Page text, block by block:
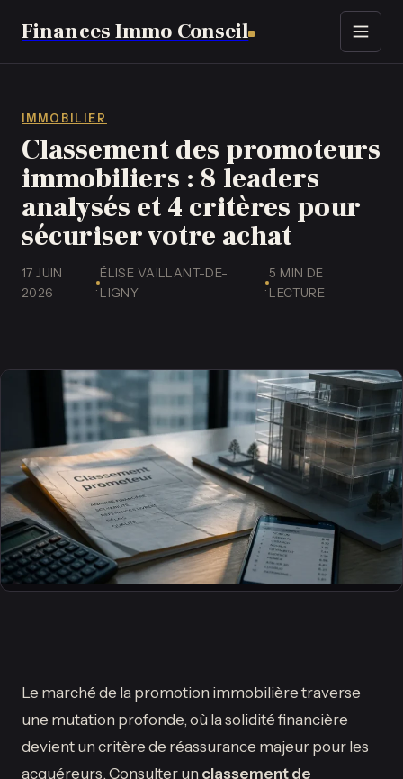
Finances Immo Conseil
Immobilier
Finance
Assurance
Business
Emploi
IMMOBILIER
Classement des promoteurs
immobiliers : 8 leaders
analysés et 4 critères pour
sécuriser votre achat
17 JUIN
2026
·
ÉLISE VAILLANT-DE-
LIGNY
·
5 MIN DE
LECTURE
Le marché de la promotion immobilière traverse
une mutation profonde, où la solidité financière
devient un critère de réassurance majeur pour les
acquéreurs. Consulter un classement de